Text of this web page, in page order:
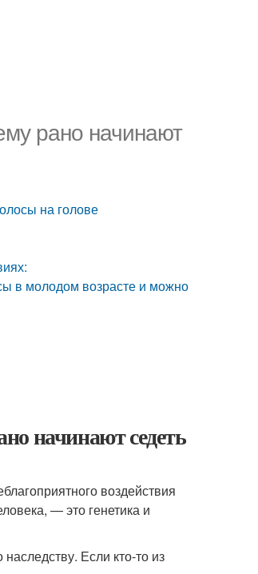
рано начинают
на голове
в молодом возрасте и можно
начинают седеть
воздействия
— это генетика и
Если кто-то из